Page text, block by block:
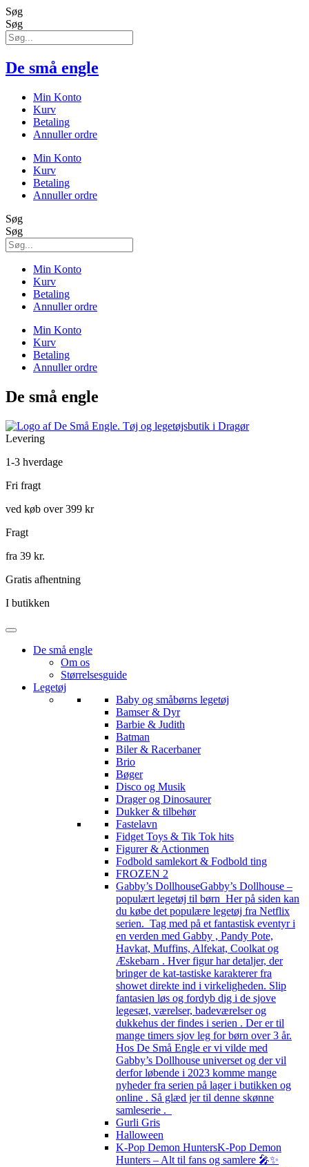
Søg
Søg
De små engle
Min Konto
Kurv
Betaling
Annuller ordre
Min Konto
Kurv
Betaling
Annuller ordre
Søg
Søg
Min Konto
Kurv
Betaling
Annuller ordre
Min Konto
Kurv
Betaling
Annuller ordre
De små engle
Levering
1-3 hverdage
Fri fragt
ved køb over 399 kr
Fragt
fra 39 kr.
Gratis afhentning
I butikken
De små engle
Om os
Størrelsesguide
Legetøj
Baby og småbørns legetøj
Bamser & Dyr
Barbie & Judith
Batman
Biler & Racerbaner
Brio
Bøger
Disco og Musik
Drager og Dinosaurer
Dukker & tilbehør
Fastelavn
Fidget Toys & Tik Tok hits
Figurer & Actionmen
Fodbold samlekort & Fodbold ting
FROZEN 2
Gabby’s DollhouseGabby’s Dollhouse –
populært legetøj til børn Her på siden kan
du købe det populære legetøj fra Netflix
serien. Tag med på et fantastisk eventyr i
en verden med Gabby , Pandy Pote,
Havkat, Muffins, Alfekat, Coolkat og
Æskebarn . Hver figur har detaljer, der
bringer de kat-tastiske karakterer fra
showet direkte ind i virkeligheden. Slip
fantasien løs og fordyb dig i de sjove
legesæt, værelser, badeværelser og
dukkehus der findes i serien . Der er til
mange timers sjov leg for børn over 3 år.
Hos De Små Engle er vi vilde med
Gabby’s Dollhouse universet og der vil
derfor løbende i 2023 komme mange
nyheder fra serien på lager i butikken og
online . Så glæd jer til denne skønne
samleserie .
Gurli Gris
Halloween
K-Pop Demon HuntersK-Pop Demon
Hunters – Alt til fans og samlere 🎤✨